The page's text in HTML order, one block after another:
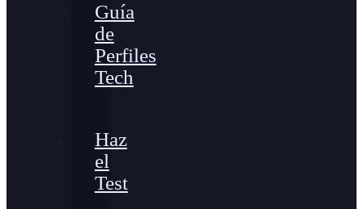
Guía
de
Perfiles
Tech
Haz
el
Test